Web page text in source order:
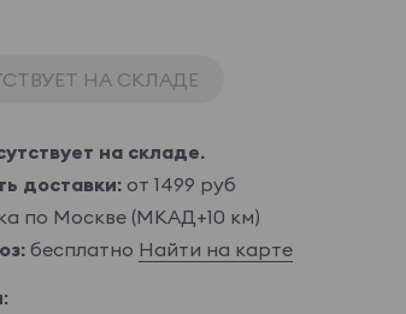
НА СКЛАДЕ
на складе.
доставки:от 1499 руб
по Москве (МКАД+10 км)
бесплатно Найти на карте